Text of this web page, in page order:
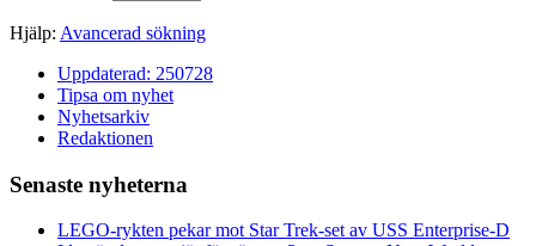
Hjälp: Avancerad sökning
Uppdaterad: 250728
Tipsa om nyhet
Nyhetsarkiv
Redaktionen
Senaste nyheterna
LEGO-rykten pekar mot Star Trek-set av USS Enterprise-D